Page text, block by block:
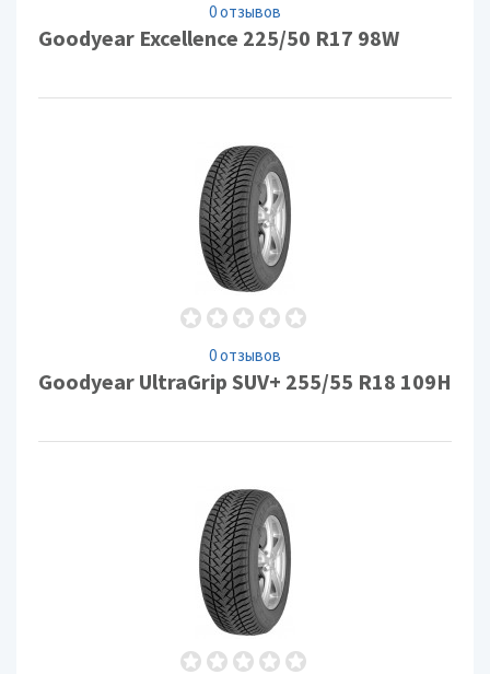
0 отзывов
Goodyear Excellence 225/50 R17 98W
0 отзывов
Goodyear UltraGrip SUV+ 255/55 R18 109H